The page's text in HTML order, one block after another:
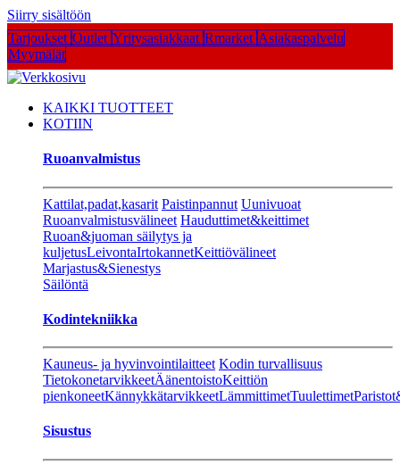
Siirry sisältöön
Tarjoukset Outlet Yritysasiakkaat Rmarket Asiakaspalvelu
Myymälät
KAIKKI TUOTTEET
KOTIIN
Ruoanvalmistus
Kattilat,padat,kasarit Paistinpannut Uunivuoat
Ruoanvalmistusvälineet Hauduttimet&keittimet
Ruoan&juoman säilytys ja
kuljetusLeivontaIrtokannetKeittiövälineet
Marjastus&Sienestys
Säilöntä
Kodintekniikka
Kauneus- ja hyvinvointilaitteet Kodin turvallisuus
TietokonetarvikkeetÄänentoistoKeittiön
pienkoneetKännykkätarvikkeetLämmittimetTuulettimet
Sisustus